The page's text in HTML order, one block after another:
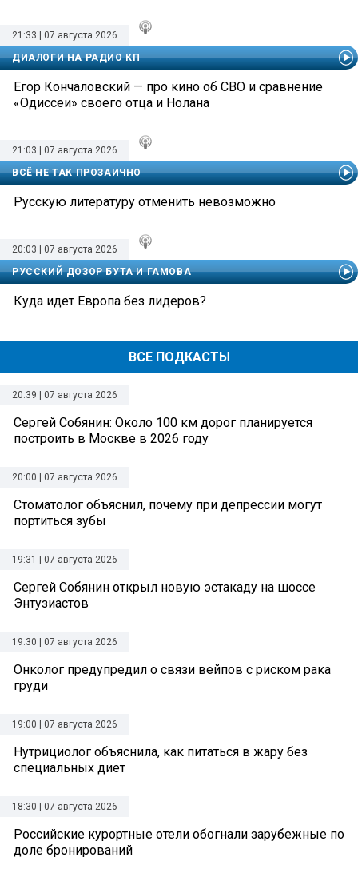
ВСЕ ПОДКАСТЫ
21:33 | 07 августа 2026
ДИАЛОГИ НА РАДИО КП
Егор Кончаловский — про кино об СВО и сравнение
«Одиссеи» своего отца и Нолана
21:03 | 07 августа 2026
ВСЁ НЕ ТАК ПРОЗАИЧНО
Русскую литературу отменить невозможно
20:03 | 07 августа 2026
РУССКИЙ ДОЗОР БУТА И ГАМОВА
Куда идет Европа без лидеров?
20:39 | 07 августа 2026
Сергей Собянин: Около 100 км дорог планируется
построить в Москве в 2026 году
20:00 | 07 августа 2026
Стоматолог объяснил, почему при депрессии могут
портиться зубы
19:31 | 07 августа 2026
Сергей Собянин открыл новую эстакаду на шоссе
Энтузиастов
19:30 | 07 августа 2026
Онколог предупредил о связи вейпов с риском рака
груди
19:00 | 07 августа 2026
Нутрициолог объяснила, как питаться в жару без
специальных диет
18:30 | 07 августа 2026
Российские курортные отели обогнали зарубежные по
доле бронирований